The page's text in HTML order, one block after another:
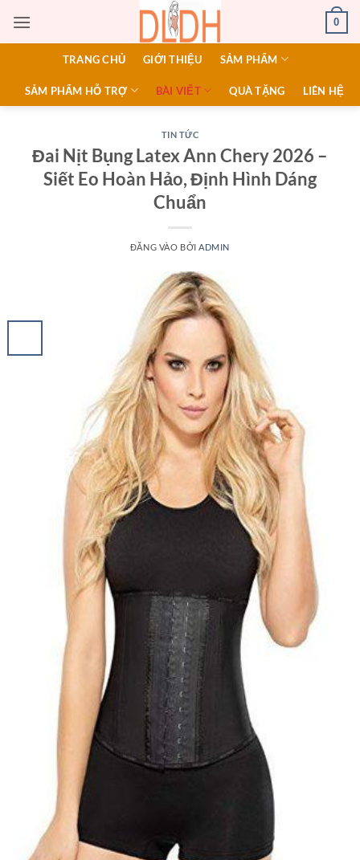
qua
0
TRANG CHỦ GIỚI THIỆU SẢM PHẨM
SẢM PHẨM HỖ TRỢ BÀI VIẾT QUÀ TẶNG LIÊN HỆ
TIN TỨC
Đai Nịt Bụng Latex Ann Chery 2026 –
Siết Eo Hoàn Hảo, Định Hình Dáng
Chuẩn
ĐĂNG VÀO BỞI ADMIN